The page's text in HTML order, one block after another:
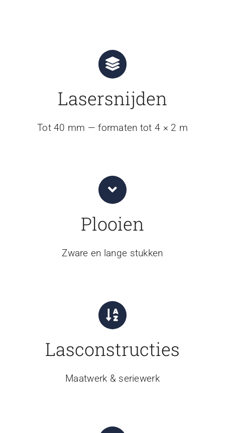
Lasersnijden
Tot 40 mm — formaten tot 4 × 2 m
Plooien
Zware en lange stukken
Lasconstructies
Maatwerk & seriewerk